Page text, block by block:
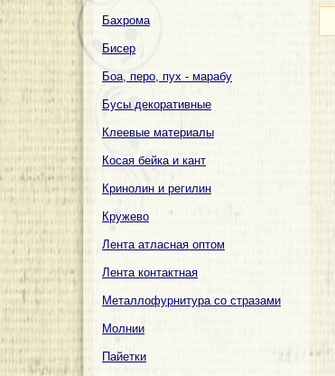
Бахрома
Бисер
Боа, перо, пух - марабу
Бусы декоративные
Клеевые материалы
Косая бейка и кант
Кринолин и регилин
Кружево
Лента атласная оптом
Лента контактная
Металлофурнитура со стразами
Молнии
Пайетки